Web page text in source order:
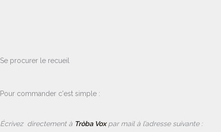
Se procurer le recueil
Pour commander c'est simple :
Écrivez directement à Tròba Voxpar mail à l’adresse suivante :